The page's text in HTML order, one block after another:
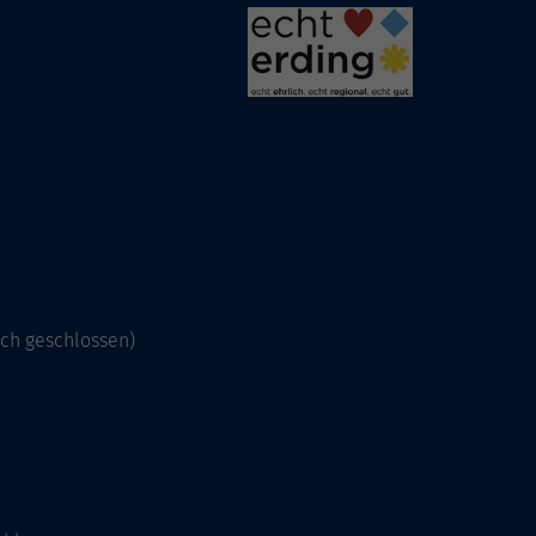
geschlossen)